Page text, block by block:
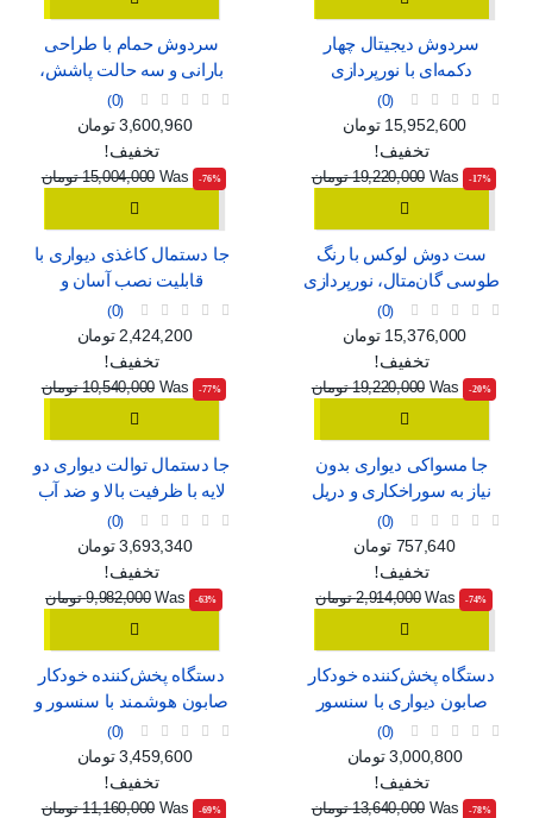
سردوش دیجیتال چهار
دکمه‌ای با نورپردازی
محیطی و رنگ خاکستری
0
قیمت عادی
قیمت
15,952,600 تومان
تخفیف!
‎-17%
Was 19,220,000 تومان
سردوش حمام با طراحی
بارانی و سه حالت پاشش،
مناسب برای خانواده
0
قیمت عادی
قیمت
3,600,960 تومان
تخفیف!
‎-76%
Was 15,004,000 تومان
ست دوش لوکس با رنگ
طوسی گان‌متال، نورپردازی
محیطی و نمایشگر دیجیتال
0
قیمت عادی
قیمت
15,376,000 تومان
تخفیف!
‎-20%
Was 19,220,000 تومان
جا دستمال کاغذی دیواری با
قابلیت نصب آسان و
پنجره‌ی نمایش
0
قیمت عادی
قیمت
2,424,200 تومان
تخفیف!
‎-77%
Was 10,540,000 تومان
جا مسواکی دیواری بدون
نیاز به سوراخکاری و دریل
0
قیمت عادی
قیمت
757,640 تومان
تخفیف!
‎-74%
Was 2,914,000 تومان
جا دستمال توالت دیواری دو
لایه با ظرفیت بالا و ضد آب
0
قیمت عادی
قیمت
3,693,340 تومان
تخفیف!
‎-63%
Was 9,982,000 تومان
دستگاه پخش‌کننده خودکار
صابون دیواری با سنسور
هوشمند، قابل شارژ با USB
0
قیمت عادی
قیمت
3,000,800 تومان
تخفیف!
‎-78%
Was 13,640,000 تومان
دستگاه پخش‌کننده خودکار
صابون هوشمند با سنسور و
قابلیت تنظیم جریان
0
قیمت عادی
قیمت
3,459,600 تومان
تخفیف!
‎-69%
Was 11,160,000 تومان